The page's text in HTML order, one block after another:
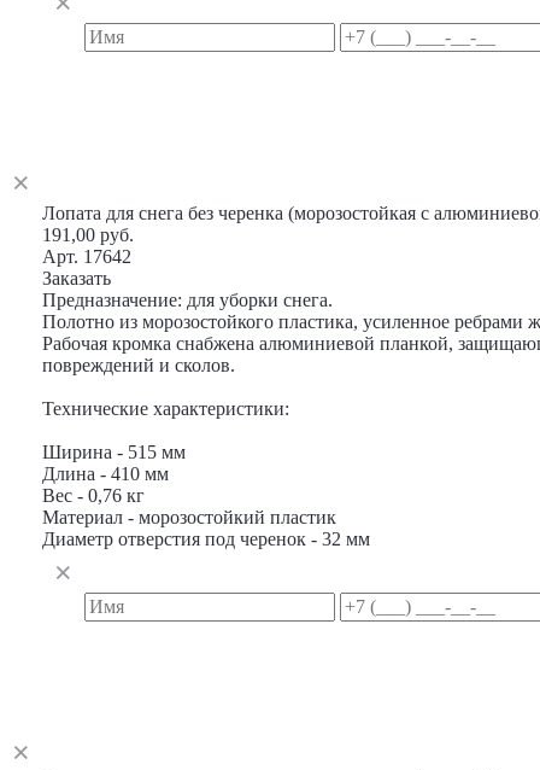
Лопата для снега без черенка (морозостойкая с
191,00 руб.
Арт. 17642
Заказать
Предназначение: для уборки снега.
Полотно из морозостойкого пластика, усиленное ребрами
Рабочая кромка снабжена алюминиевой планкой,
повреждений и сколов.
Технические характеристики:
Ширина - 515 мм
Длина - 410 мм
Вес - 0,76 кг
Материал - морозостойкий пластик
Диаметр отверстия под черенок - 32 мм